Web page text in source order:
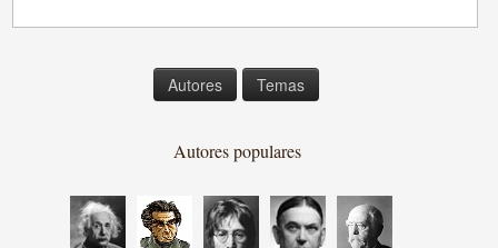
Autores Temas
Autores populares